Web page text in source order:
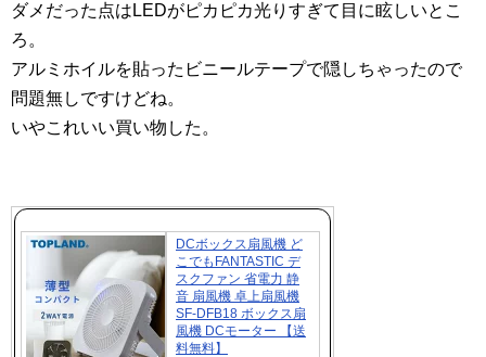
ダメだった点はLEDがピカピカ光りすぎて目に眩しいとこ
ろ。
アルミホイルを貼ったビニールテープで隠しちゃったので
問題無しですけどね。
いやこれいい買い物した。
DCボックス扇風機 ど
こでもFANTASTIC デ
スクファン 省電力 静
音 扇風機 卓上扇風機
SF-DFB18 ボックス扇
風機 DCモーター 【送
料無料】